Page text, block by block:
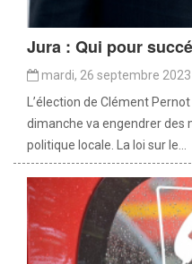
Jura : Qui pour
mardi, 26 septembre
L’élection de Clément
dimanche va engendrer des
politique locale. La loi sur le...